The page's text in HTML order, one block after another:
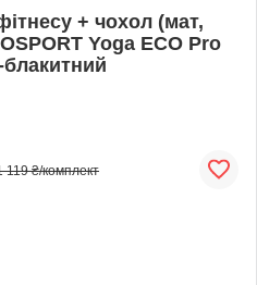
+ чохол (мат,
Yoga ECO Pro
119 ₴/комплект